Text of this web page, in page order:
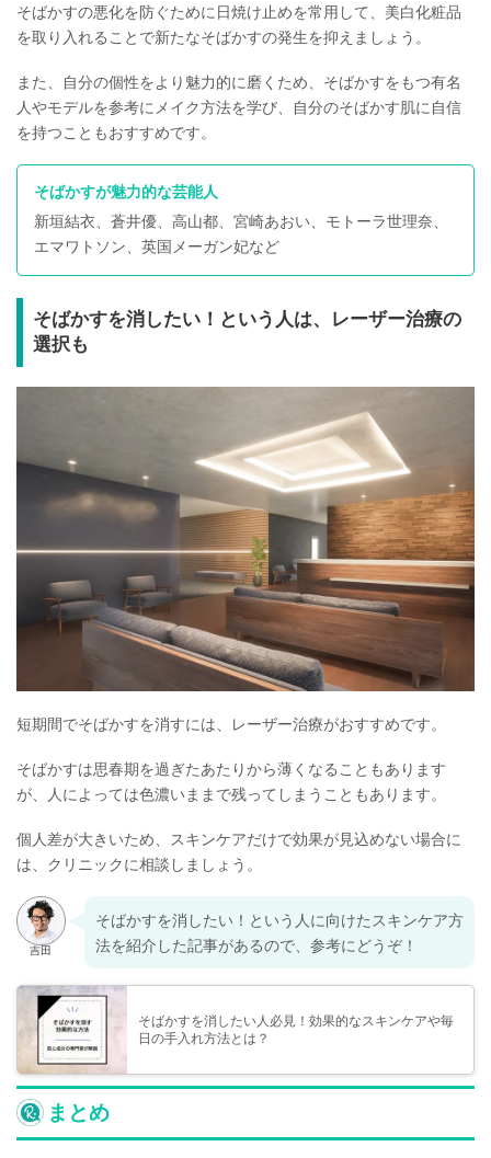
そばかすの悪化を防ぐために日焼け止めを常用して、美白化粧品
を取り入れることで新たなそばかすの発生を抑えましょう。
また、自分の個性をより魅力的に磨くため、そばかすをもつ有名
人やモデルを参考にメイク方法を学び、自分のそばかす肌に自信
を持つこともおすすめです。
そばかすが魅力的な芸能人
新垣結衣、蒼井優、高山都、宮崎あおい、モトーラ世理奈、
エマワトソン、英国メーガン妃など
そばかすを消したい！という人は、レーザー治療の
選択も
短期間でそばかすを消すには、レーザー治療がおすすめです。
そばかすは思春期を過ぎたあたりから薄くなることもあります
が、人によっては色濃いままで残ってしまうこともあります。
個人差が大きいため、スキンケアだけで効果が見込めない場合に
は、クリニックに相談しましょう。
そばかすを消したい！という人に向けたスキンケア方
法を紹介した記事があるので、参考にどうぞ！
そばかすを消したい人必見！効果的なスキンケアや毎
日の手入れ方法とは？
まとめ